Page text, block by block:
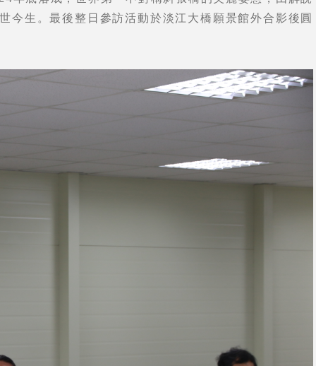
今生。最後整日參訪活動於淡江大橋願景館外合影後圓